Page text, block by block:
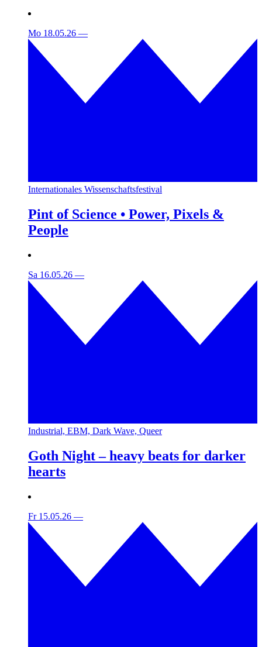
Mo 18.05.26 —
Internationales Wissenschaftsfestival
Pint of Science • Power, Pixels &
People
Sa 16.05.26 —
Industrial, EBM, Dark Wave, Queer
Goth Night – heavy beats for darker
hearts
Fr 15.05.26 —